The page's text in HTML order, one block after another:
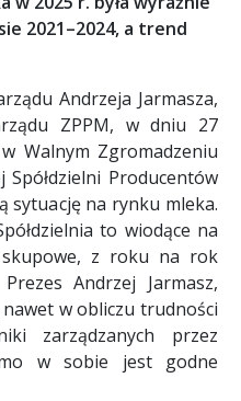
2021–2024, a trend
Andrzeja Jarmasza,
ZPPM, w dniu 27
Walnym Zgromadzeniu
Producentów
sytuację na rynku mleka.
to wiodące na
z roku na rok
Andrzej Jarmasz,
nawet w obliczu trudności
zarządzanych przez
w sobie jest godne